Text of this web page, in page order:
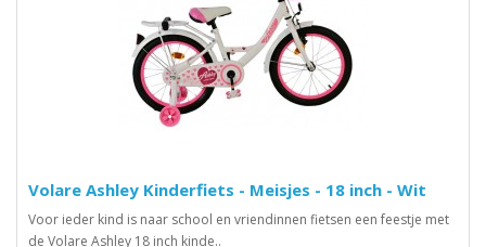
Volare Ashley Kinderfiets - Meisjes - 18 inch - Wit
Voor ieder kind is naar school en vriendinnen fietsen een feestje met
de Volare Ashley 18 inch kinde..